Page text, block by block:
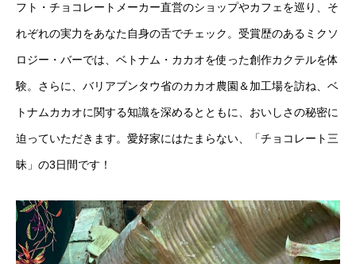
フト・チョコレートメーカー直営のショップやカフェを巡り、そ
れぞれの実力をあなた自身の舌でチェック。受賞歴のあるミクソ
ロジー・バーでは、ベトナム・カカオを使った創作カクテルを体
験。さらに、バリアブンタウ省のカカオ農園＆加工場を訪ね、ベ
トナムカカオに関する知識を深めるとともに、おいしさの秘密に
迫っていただきます。愛好家にはたまらない、「チョコレート三
昧」の3日間です！